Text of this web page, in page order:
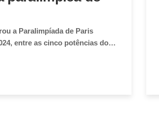
a Paralimpíada de Paris
entre as cinco potências do…